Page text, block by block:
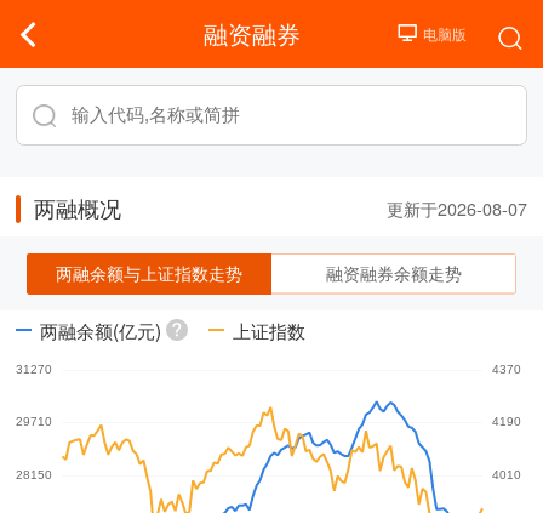
融资融券
两融概况 更新于2026-08-07
两融余额与上证指数走势 融资融券余额走势
两融余额(亿元) 上证指数